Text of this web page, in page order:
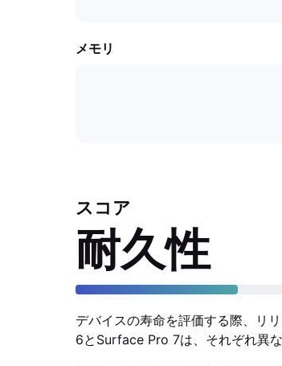
メモリ
スコア
耐久性
デバイスの寿命を評価する際、リ
6とSurface Pro 7は、それぞれ異